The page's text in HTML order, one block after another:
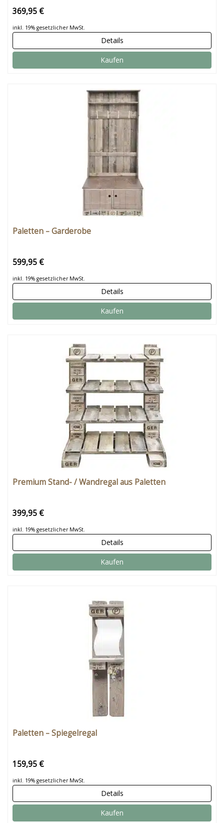
369,95 €
inkl. 19% gesetzlicher MwSt.
Details
Kaufen
Paletten – Garderobe
599,95 €
inkl. 19% gesetzlicher MwSt.
Details
Kaufen
Premium Stand- / Wandregal aus Paletten
399,95 €
inkl. 19% gesetzlicher MwSt.
Details
Kaufen
Paletten – Spiegelregal
159,95 €
inkl. 19% gesetzlicher MwSt.
Details
Kaufen